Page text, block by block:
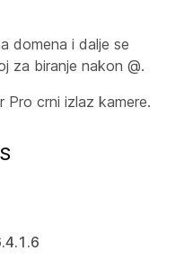
domena i dalje se
za biranje nakon @.
crni izlaz kamere.